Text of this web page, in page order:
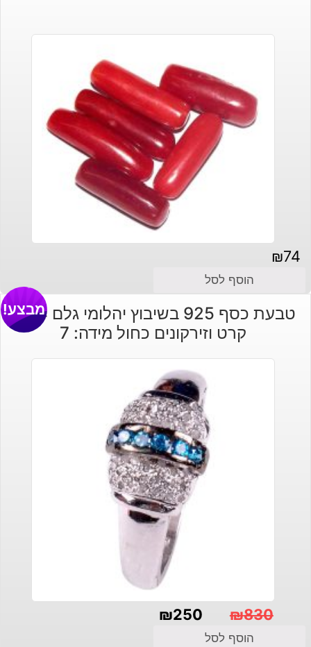
₪74
הוסף לסל
טבעת כסף 925 בשיבוץ יהלומי גלם 0.94
קרט וזירקונים כחול מידה: 7
מבצע!
₪830
₪250
הוסף לסל